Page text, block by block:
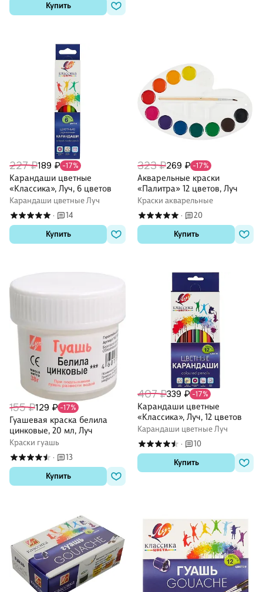
Купить
227 ₽189 ₽ -17%
Карандаши цветные
«Классика», Луч, 6 цветов
Карандаши цветные Луч
·
14
Купить
323 ₽269 ₽ -17%
Акварельные краски
«Палитра» 12 цветов, Луч
Краски акварельные
·
20
Купить
155 ₽129 ₽ -17%
Гуашевая краска белила
цинковые, 20 мл, Луч
Краски гуашь
·
13
Купить
407 ₽339 ₽ -17%
Карандаши цветные
«Классика», Луч, 12 цветов
Карандаши цветные Луч
·
10
Купить